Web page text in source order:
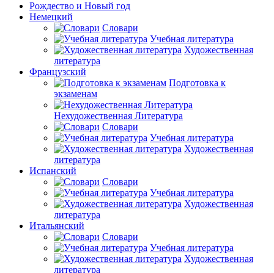
Рождество и Новый год
Немецкий
Словари
Учебная литература
Художественная
литература
Французский
Подготовка к
экзаменам
Нехудожественная Литература
Словари
Учебная литература
Художественная
литература
Испанский
Словари
Учебная литература
Художественная
литература
Итальянский
Словари
Учебная литература
Художественная
литература